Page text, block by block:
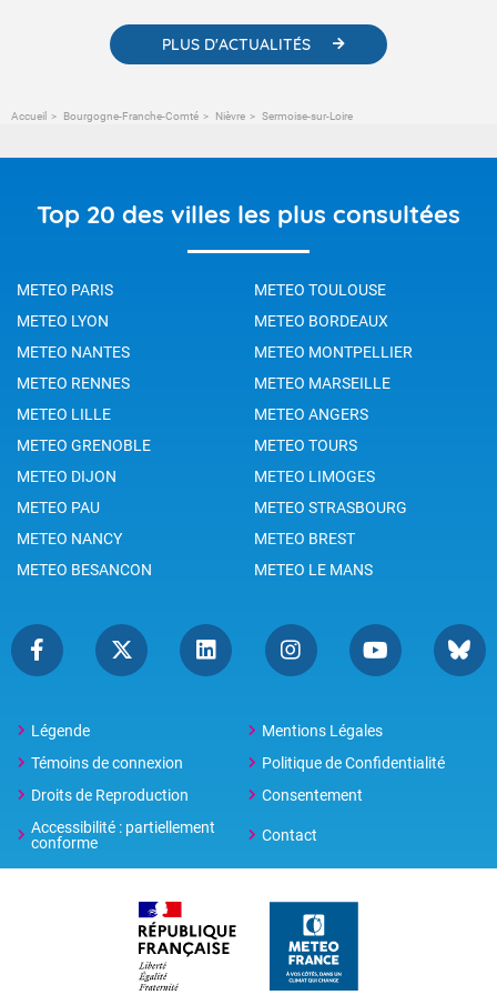
PLUS D'ACTUALITÉS
Accueil Bourgogne-Franche-Comté Nièvre Sermoise-sur-Loire
Top 20 des villes les plus consultées
METEO PARIS
METEO TOULOUSE
METEO LYON
METEO BORDEAUX
METEO NANTES
METEO MONTPELLIER
METEO RENNES
METEO MARSEILLE
METEO LILLE
METEO ANGERS
METEO GRENOBLE
METEO TOURS
METEO DIJON
METEO LIMOGES
METEO PAU
METEO STRASBOURG
METEO NANCY
METEO BREST
METEO BESANCON
METEO LE MANS
Légende
Mentions Légales
Témoins de connexion
Politique de Confidentialité
Droits de Reproduction
Consentement
Accessibilité : partiellement
conforme
Contact